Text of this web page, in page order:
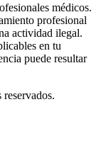
médicos.
profesional
actividad ilegal.
en tu
puede resultar